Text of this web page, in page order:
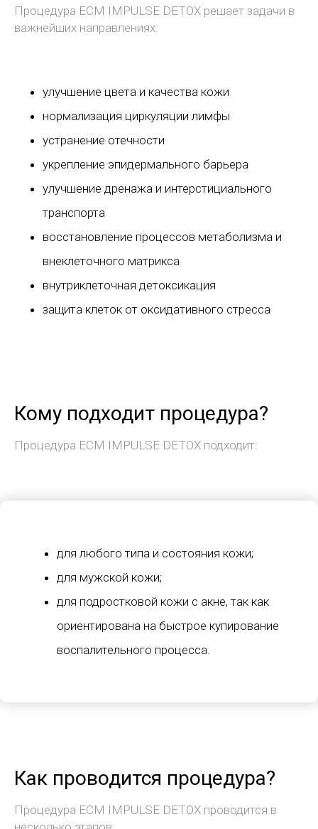
Процедура ECM IMPULSE DETOX решает задачи в
важнейших направлениях:
улучшение цвета и качества кожи
нормализация циркуляции лимфы
устранение отечности
укрепление эпидермального барьера
улучшение дренажа и интерстициального
транспорта
восстановление процессов метаболизма и
внеклеточного матрикса
внутриклеточная детоксикация
защита клеток от оксидативного стресса
Кому подходит процедура?
Процедура ECM IMPULSE DETOX подходит:
для любого типа и состояния кожи;
для мужской кожи;
для подростковой кожи с акне, так как
ориентирована на быстрое купирование
воспалительного процесса.
Как проводится процедура?
Процедура ECM IMPULSE DETOX проводится в